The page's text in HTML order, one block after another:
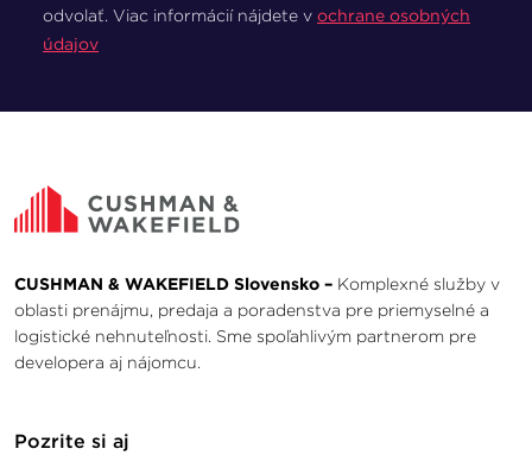
odvolať. Viac informácií nájdete v ochrane osobných
údajov
CUSHMAN & WAKEFIELD Slovensko – Komplexné služby v
oblasti prenájmu, predaja a poradenstva pre priemyselné a
logistické nehnuteľnosti. Sme spoľahlivým partnerom pre
developera aj nájomcu.
Pozrite si aj